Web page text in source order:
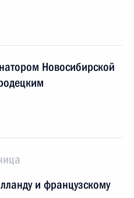
Новосибирской
и французскому